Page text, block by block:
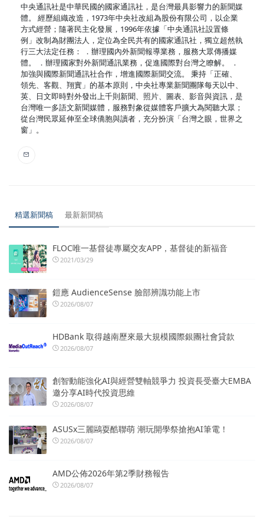
中央通訊社是中華民國的國家通訊社，是台灣最具影響力的新聞媒
體。 經歷組織改造，1973年中央社改組為股份有限公司，以企業
方式經營；隨著民主化發展，1996年依據「中央通訊社設置條
例」改制為財團法人，定位為全民共有的國家通訊社，獨立超然執
行三大法定任務： ．辦理國內外新聞報導業務，服務大眾傳播媒
體。 ．辦理國家對外新聞通訊業務，促進國際對台灣之瞭解。 ．
加強與國際新聞通訊社合作，增進國際新聞交流。 秉持「正確、
領先、客觀、翔實」的基本原則，中央社專業新聞團隊每天以中、
英、日文即時對外發出上千則新聞、照片、圖表、影音與資訊，是
台灣唯一多語文新聞媒體，服務對象從媒體客戶擴大為閱聽大眾；
從台灣民眾延伸至全球僑胞與讀者，充分扮演「台灣之眼，世界之
窗」。
精選新聞稿 最新新聞稿
FLOC唯一基督徒專屬交友APP，基督徒的新福音
2021/03/29
鎧應 AudienceSense 臉部辨識功能上市
2026/08/07
HDBank 取得越南歷來最大規模國際銀團社會貸款
2026/08/07
創智動能強化AI與經營雙軸競爭力 投資長受臺大EMBA
邀分享AI時代投資思維
2026/08/07
ASUSx三麗鷗耍酷聯萌 潮玩開學祭搶抱AI筆電！
2026/08/07
AMD公佈2026年第2季財務報告
2026/08/07